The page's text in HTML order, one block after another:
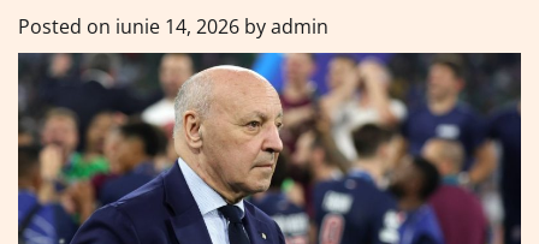
Posted on iunie 14, 2026 byadmin